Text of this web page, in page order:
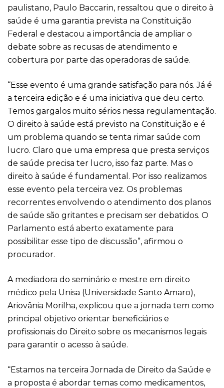
paulistano, Paulo Baccarin, ressaltou que o direito à
saúde é uma garantia prevista na Constituição
Federal e destacou a importância de ampliar o
debate sobre as recusas de atendimento e
cobertura por parte das operadoras de saúde.
“Esse evento é uma grande satisfação para nós. Já é
a terceira edição e é uma iniciativa que deu certo.
Temos gargalos muito sérios nessa regulamentação.
O direito à saúde está previsto na Constituição e é
um problema quando se tenta rimar saúde com
lucro. Claro que uma empresa que presta serviços
de saúde precisa ter lucro, isso faz parte. Mas o
direito à saúde é fundamental. Por isso realizamos
esse evento pela terceira vez. Os problemas
recorrentes envolvendo o atendimento dos planos
de saúde são gritantes e precisam ser debatidos. O
Parlamento está aberto exatamente para
possibilitar esse tipo de discussão”, afirmou o
procurador.
A mediadora do seminário e mestre em direito
médico pela Unisa (Universidade Santo Amaro),
Ariovânia Morilha, explicou que a jornada tem como
principal objetivo orientar beneficiários e
profissionais do Direito sobre os mecanismos legais
para garantir o acesso à saúde.
“Estamos na terceira Jornada de Direito da Saúde e
a proposta é abordar temas como medicamentos,